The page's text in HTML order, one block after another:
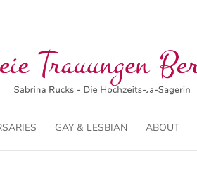
GAY & LESBIAN ABOUT